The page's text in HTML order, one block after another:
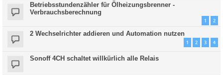
Betriebsstundenzähler für Ölheizungsbrenner -
Verbrauchsberechnung
1 2
2 Wechselrichter addieren und Automation nutzen
1 2 3 4
Sonoff 4CH schaltet willkürlich alle Relais